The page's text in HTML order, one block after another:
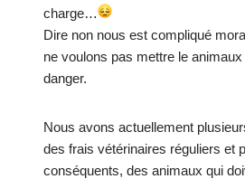
charge…
Dire non nous est compliqué
ne voulons pas mettre le animaux
danger.
Nous avons actuellement
des frais vétérinaires réguliers et
conséquents, des animaux qui